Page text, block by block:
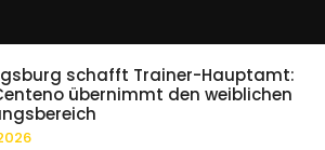
schafft Trainer-Hauptamt:
übernimmt den weiblichen